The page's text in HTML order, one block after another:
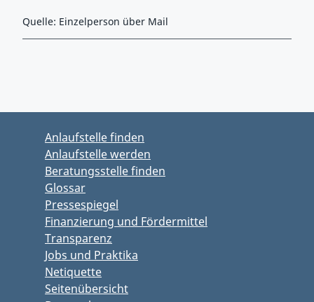
Quelle: Einzelperson über Mail
Anlaufstelle finden
Anlaufstelle werden
Beratungsstelle finden
Glossar
Pressespiegel
Finanzierung und Fördermittel
Transparenz
Jobs und Praktika
Netiquette
Seitenübersicht